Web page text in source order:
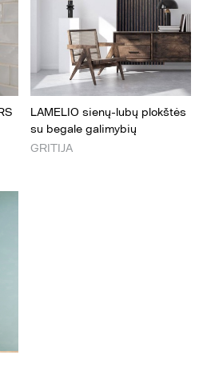
LAMELIO sienų-lubų plokštės
su begale galimybių
GRITIJA